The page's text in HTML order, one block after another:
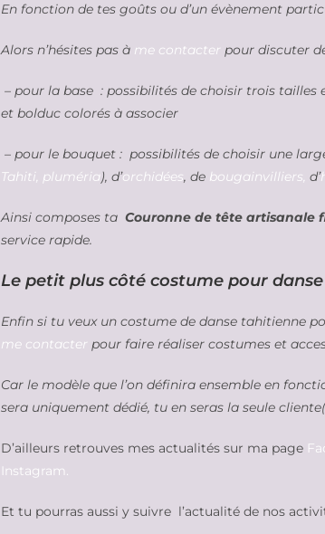
En fonction de tes goûts ou d’un évènement
Alors n’hésites pas à me contacter pour discuter
– pour la base : possibilités de choisir trois
et bolduc colorés à associer
– pour le bouquet : possibilités de choisir une
Tahiti, pluméria), d’orchidées, de bougainvilliers, d’
Ainsi composes ta Couronne de tête artisanale
service rapide.
Le petit plus côté costume pour
Enfin si tu veux un costume de danse tahitienne
me contacter pour faire réaliser costumes et
Car le modèle que l’on définira ensemble en
sera uniquement dédié, tu en seras la seule
D’ailleurs retrouves mes actualités sur ma page
Instagram.
Et tu pourras aussi y suivre l’actualité de nos